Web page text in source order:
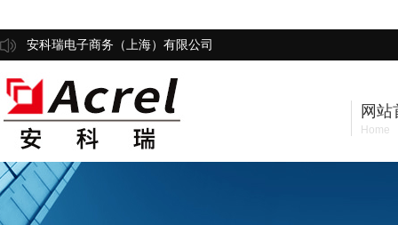
安科瑞电子商务（上海）有限公司
网站
Home